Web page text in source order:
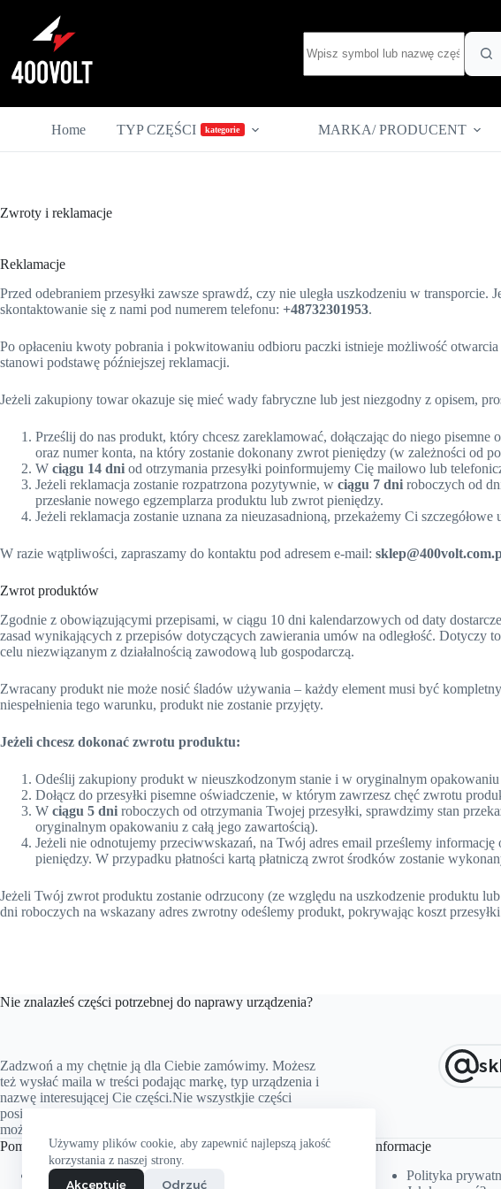
Używamy plików cookie, aby zapewnić najlepszą jakość
korzystania z naszej strony.
Akceptuję Odrzuć
wyników
Home TYP CZĘŚCI kategorie MARKA/ PRODUCENT
Zwroty i reklamacje
Reklamacje
Przed odebraniem przesyłki zawsze sprawdź, czy nie uległa uszkodzeniu w
skontaktowanie się z nami pod numerem telefonu: +48732301953.
Po opłaceniu kwoty pobrania i pokwitowaniu odbioru paczki istnieje możliwość
stanowi podstawę późniejszej reklamacji.
Jeżeli zakupiony towar okazuje się mieć wady fabryczne lub jest niezgodny z opisem,
Prześlij do nas produkt, który chcesz zareklamować, dołączając do niego pisemne
oraz numer konta, na który zostanie dokonany zwrot pieniędzy (w zależności od
W ciągu 14 dni od otrzymania przesyłki poinformujemy Cię mailowo lub
Jeżeli reklamacja zostanie rozpatrzona pozytywnie, w ciągu 7 dni roboczych od
przesłanie nowego egzemplarza produktu lub zwrot pieniędzy.
Jeżeli reklamacja zostanie uznana za nieuzasadnioną, przekażemy Ci
W razie wątpliwości, zapraszamy do kontaktu pod adresem e-mail:
Zwrot produktów
Zgodnie z obowiązującymi przepisami, w ciągu 10 dni kalendarzowych od daty
zasad wynikających z przepisów dotyczących zawierania umów na odległość. Dotyczy
celu niezwiązanym z działalnością zawodową lub gospodarczą.
Zwracany produkt nie może nosić śladów używania – każdy element musi być
niespełnienia tego warunku, produkt nie zostanie przyjęty.
Jeżeli chcesz dokonać zwrotu produktu:
Odeślij zakupiony produkt w nieuszkodzonym stanie i w oryginalnym opakowaniu
Dołącz do przesyłki pisemne oświadczenie, w którym zawrzesz chęć zwrotu
W ciągu 5 dni roboczych od otrzymania Twojej przesyłki, sprawdzimy stan
oryginalnym opakowaniu z całą jego zawartością).
Jeżeli nie odnotujemy przeciwwskazań, na Twój adres email prześlemy
pieniędzy. W przypadku płatności kartą płatniczą zwrot środków zostanie
Jeżeli Twój zwrot produktu zostanie odrzucony (ze względu na uszkodzenie produktu
dni roboczych na wskazany adres zwrotny odeślemy produkt, pokrywając koszt
Nie znalazłeś części potrzebnej do naprawy urządzenia?
Zadzwoń a my chętnie ją dla Ciebie zamówimy. Możesz
też wysłać maila w treści podając markę, typ urządzenia i
nazwę interesującej Cie części.Nie wszystkjie części
posiadamy na stanie magazynowym, ale prawie wszystkie
możemy zamówić.Nie zwlekaj i skontaktuj się z nami.
Pomoc
Zwroty i reklamacje
Informacje
Polityka